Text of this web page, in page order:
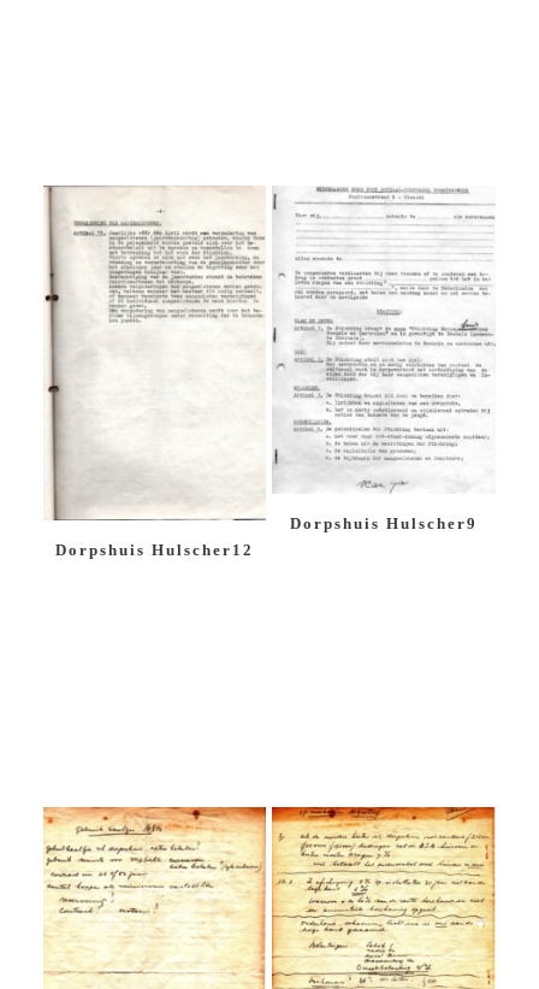
Dorpshuis Hulscher12
Dorpshuis Hulscher9